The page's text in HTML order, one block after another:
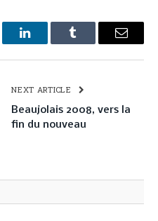
LinkedInTumblr Email
NEXT ARTICLE
Beaujolais 2008, vers la
fin du nouveau